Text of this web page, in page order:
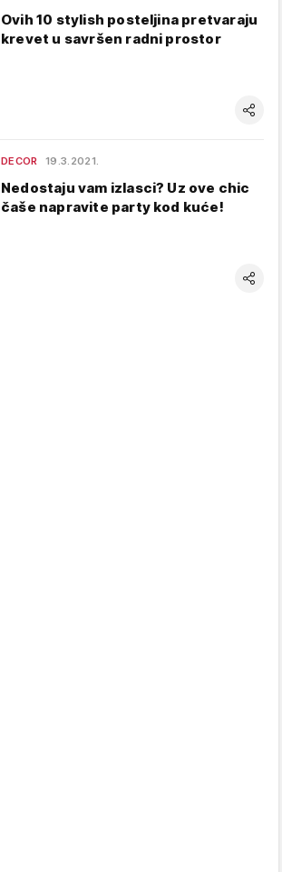
Ovih 10 stylish posteljina pretvaraju
krevet u savršen radni prostor
DECOR 19.3.2021.
Nedostaju vam izlasci? Uz ove chic
čaše napravite party kod kuće!